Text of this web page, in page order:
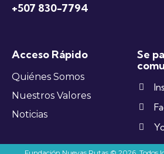
+507 830-7794
Acceso Rápido
Quiénes Somos
Nuestros Valores
Noticias
Se